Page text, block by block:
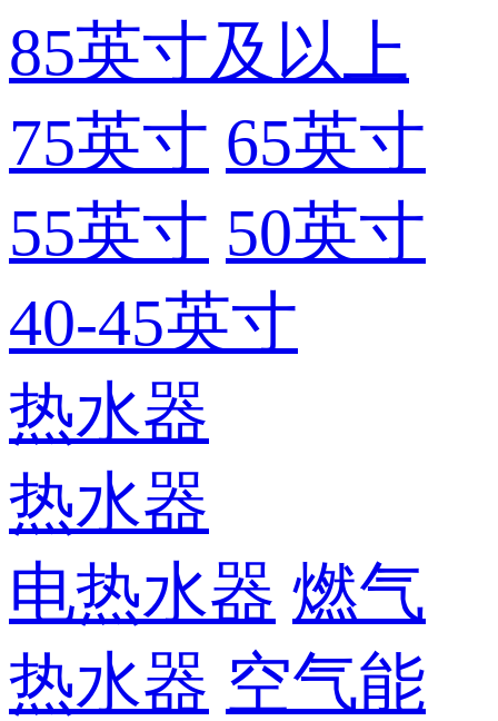
85英寸及以上
75英寸 65英寸
55英寸 50英寸
40-45英寸
热水器
热水器
电热水器 燃气
热水器 空气能